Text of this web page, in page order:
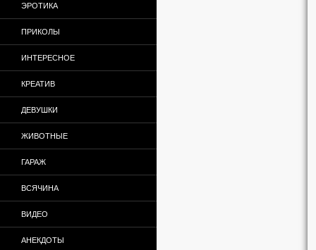
ЭРОТИКА
ПРИКОЛЫ
ИНТЕРЕСНОЕ
КРЕАТИВ
ДЕВУШКИ
ЖИВОТНЫЕ
ГАРАЖ
ВСЯЧИНА
ВИДЕО
АНЕКДОТЫ